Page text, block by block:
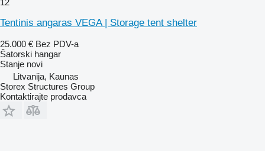
12
Tentinis angaras VEGA | Storage tent shelter
25.000 € Bez PDV-a
Šatorski hangar
Stanje novi
Litvanija, Kaunas
Storex Structures Group
Kontaktirajte prodavca